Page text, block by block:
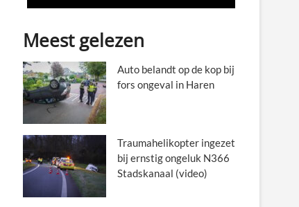
Meest gelezen
Auto belandt op de kop bij
fors ongeval in Haren
Traumahelikopter ingezet
bij ernstig ongeluk N366
Stadskanaal (video)